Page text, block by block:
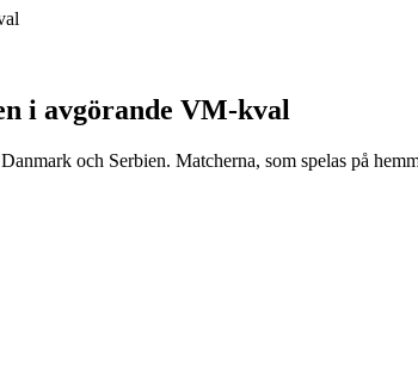
i avgörande VM-kval
och Serbien. Matcherna, som spelas på